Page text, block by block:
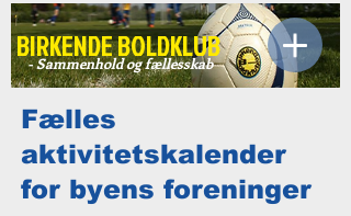
BIRKENDE BOLDKLUB
- Sammenhold og fællesskab
Fælles
aktivitetskalender
for byens foreninger